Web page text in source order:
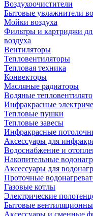
Воздухоочистители
Бытовые увлажнители
Мойки воздуха
Фильтры и картриджи
воздуха
Вентиляторы
Тепловентиляторы
Тепловая техника
Конвекторы
Масляные радиаторы
Водяные
Инфракрасные
Тепловые пушки
Тепловые завесы
Инфракрасные
Аксессуары для
Водоснабжение и
Накопительные
Аксессуары для
Проточные
Газовые котлы
Электрические
Бытовые
Аксессуары и сменные